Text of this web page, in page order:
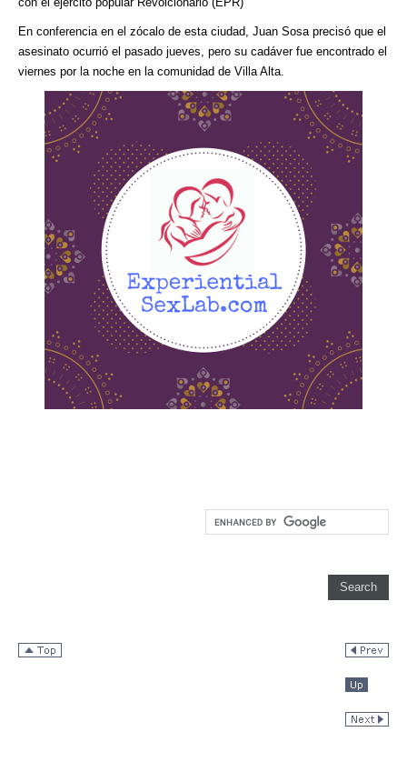
En conferencia en el zócalo de esta ciudad, Juan Sosa precisó que el
asesinato ocurrió el pasado jueves, pero su cadáver fue encontrado el
viernes por la noche en la comunidad de Villa Alta.